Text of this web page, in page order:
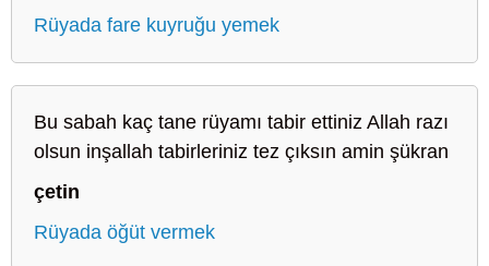
Rüyada fare kuyruğu yemek
Bu sabah kaç tane rüyamı tabir ettiniz Allah razı
olsun inşallah tabirleriniz tez çıksın amin şükran
çetin
Rüyada öğüt vermek